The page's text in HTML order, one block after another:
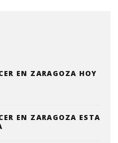
EN ZARAGOZA HOY
EN ZARAGOZA ESTA